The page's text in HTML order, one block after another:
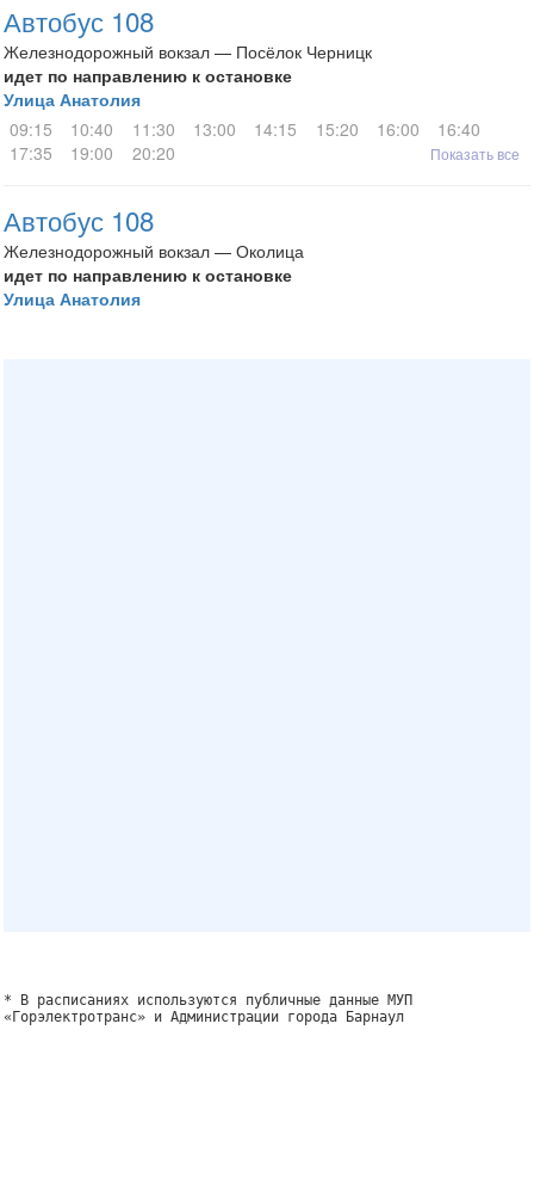
Автобус 108
Железнодорожный вокзал — Посёлок Черницк
идет по направлению к остановке
Улица Анатолия
09:15
10:40 11:30 13:00 14:15 15:20 16:00
16:40
17:35
19:00 20:20 Показать все
Автобус 108
Железнодорожный вокзал — Околица
идет по направлению к остановке
Улица Анатолия
* В расписаниях используются публичные данные МУП
«Горэлектротранс» и Администрации города Барнаул